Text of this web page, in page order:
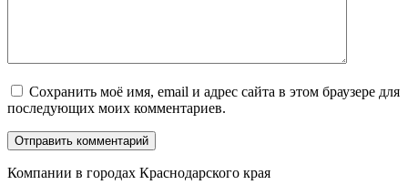
Сохранить моё имя, email и адрес сайта в этом браузере для
последующих моих комментариев.
Компании в городах Краснодарского края